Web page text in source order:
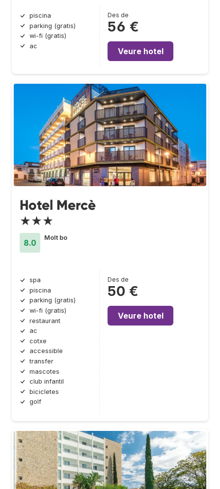
piscina
parking (gratis)
wi-fi (gratis)
ac
Des de
56 €
Veure hotel
Hotel Mercè
★★★
8.0
Molt bo
spa
piscina
parking (gratis)
wi-fi (gratis)
restaurant
ac
cotxe
accessible
transfer
mascotes
club infantil
bicicletes
golf
Des de
50 €
Veure hotel